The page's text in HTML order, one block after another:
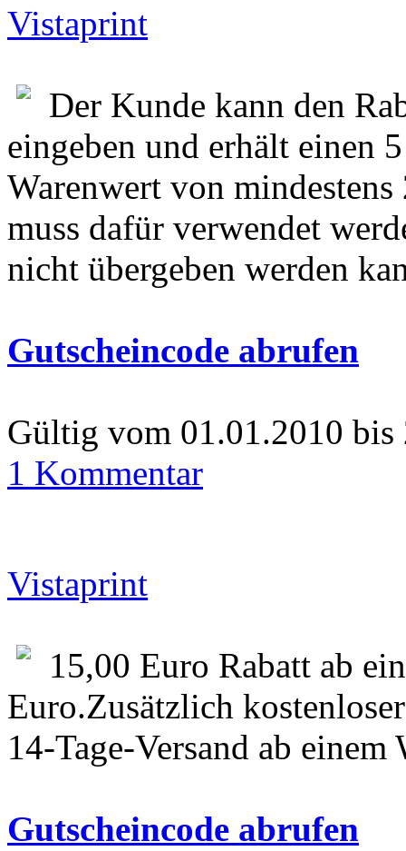
Vistaprint
Der Kunde kann den
eingeben und erhält einen
Warenwert von
muss dafür verwendet
nicht übergeben werden
Gutscheincode abrufen
Gültig vom 01.01.2010 bis
1 Kommentar
Vistaprint
15,00 Euro Rabatt ab
Euro.Zusätzlich
14-Tage-Versand ab
Gutscheincode abrufen